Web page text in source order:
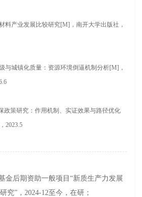
料产业发展比较研究[M]，南开大学出版社，
与城镇化质量：资源环境倒逼机制分析[M]，
政策研究：作用机制、实证效果与路径优化
2023.5
金后期资助一般项目“新质生产力发展
究”，2024-12至今，在研；